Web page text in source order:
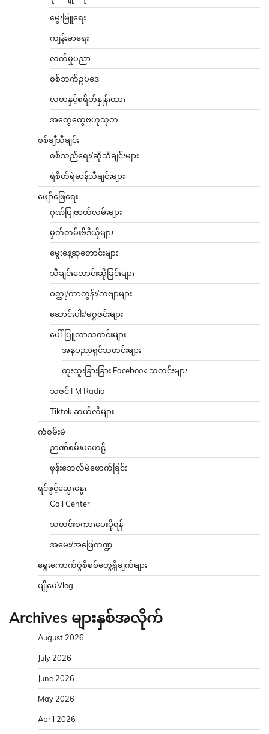
မွေးမြူရေး
ကျန်းမာရေး
လက်မှုပညာ
စစ်ဘက်ဥပဒေ
လစာနှင့်စရိတ်နှုန်းထား
အထွေထွေဗဟုသုတ
စစ်ချီသီချင်း
စစ်သည်ရေး/ဆိုသီချင်းများ
ရဲစိတ်ရဲမာန်သီချင်းများ
ဖျော်ဖြေရေး
ဂုဏ်ပြုဇာတ်လမ်းများ
မှတ်တမ်းဗီဒီယိုများ
မွေးနေ့ဆုတောင်းများ
သီချင်းတောင်းဆိုခြင်းများ
ဝတ္ထု/ကာတွန်း/ကဗျာများ
ဆောင်းပါး/မဂ္ဂဇင်းများ
ပေါ်ပြူလာသတင်းများ
အနုပညာရှင်သတင်းများ
ထူးထူးခြားခြား Facebook သတင်းများ
သဇင် FM Radio
Tiktok ဆယ်လီများ
ကံစမ်းမဲ
ဉာဏ်စမ်းပဟေဠိ
ဖုန်းဘေလ်မဲဖောက်ခြင်း
ရင်ဖွင့်ဆွေးနွေး
Call Center
သတင်းစကားပေးပို့ရန်
အမေး/အဖြေကဏ္ဍ
ရွေးကောက်ပွဲစိစစ်တွေ့ရှိချက်များ
ပျိုမေVlog
Archives များနှစ်အလိုက်
August 2026
July 2026
June 2026
May 2026
April 2026